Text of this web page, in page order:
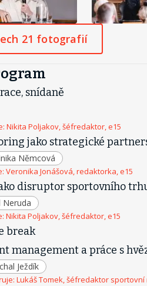
21 fotografií
snídaně
Nikita Poljakov, šéfredaktor, e15
jako strategické
Němcová
Veronika Jonášová, redaktorka, e15
disruptor sportovního
Neruda
Nikita Poljakov, šéfredaktor, e15
break
management a práce s
Ježdík
Lukáš Tomek, šéfredaktor sportovní